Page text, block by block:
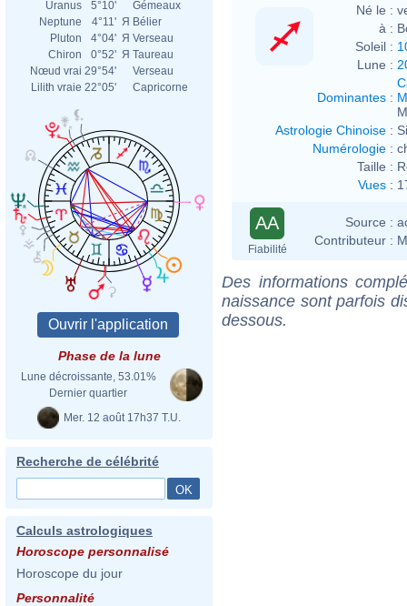
Uranus
5°10'
Gémeaux
Neptune
4°11' Я Bélier
Pluton
4°04' Я Verseau
Chiron
0°52' Я Taureau
Nœud vrai 29°54'
Verseau
Lilith vraie 22°05' Capricorne
Phase de la lune
Lune décroissante, 53.01%
Dernier quartier
Mer. 12 août 17h37 T.U.
Recherche de célébrité
Calculs astrologiques
Horoscope personnalisé
Horoscope du jour
Personnalité
Né le :
à :
Soleil :
Lune :
Dominantes :
Astrologie Chinoise :
Numérologie :
Taille :
Vues :
AA
Fiabilité
Source :
Contributeur :
Des informations
naissance sont parfois
dessous.